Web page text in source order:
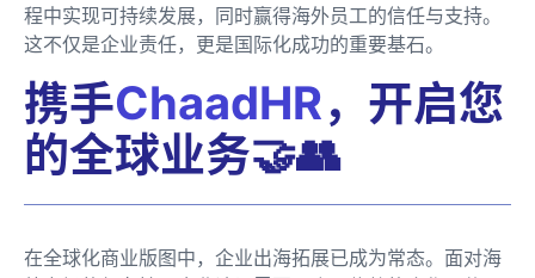
程中实现可持续发展，同时赢得海外员工的信任与支持。
这不仅是企业责任，更是国际化成功的重要基石。
携手ChaadHR，开启您
的全球业务🤝👥
在全球化商业版图中，企业出海拓展已成为常态。面对海